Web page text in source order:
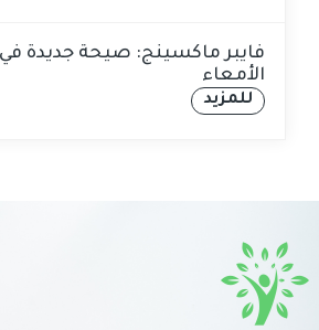
فايبر ماكسينج: صيحة
الأمعاء
للمزيد